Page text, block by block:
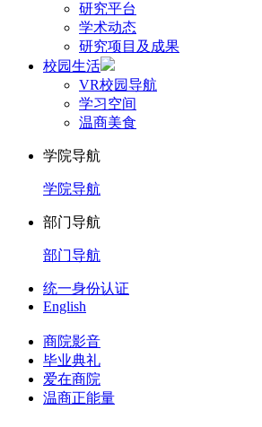
研究平台
学术动态
研究项目及成果
校园生活
VR校园导航
学习空间
温商美食
学院导航
学院导航
部门导航
部门导航
统一身份认证
English
商院影音
毕业典礼
爱在商院
温商正能量